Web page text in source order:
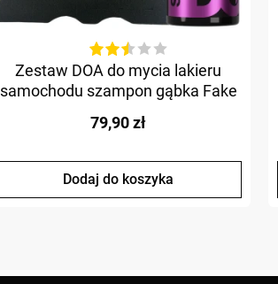
Zestaw DOA do mycia lakieru
samochodu szampon gąbka Fake
79,90 zł
Dodaj do koszyka